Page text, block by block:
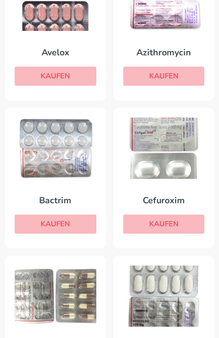
Avelox
KAUFEN
Azithromycin
KAUFEN
Bactrim
KAUFEN
Cefuroxim
KAUFEN